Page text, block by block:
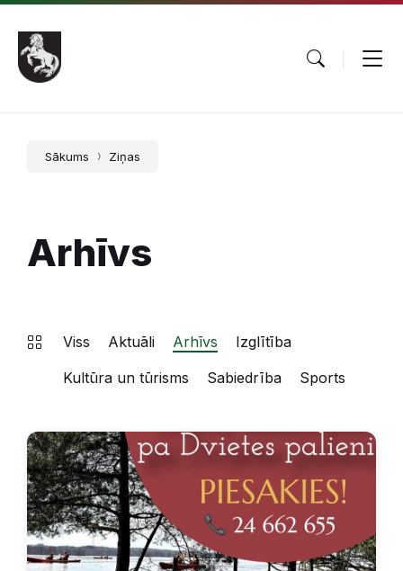
Pāriet
saturu
Skip
main
navigation
Skip
footer
Sākums Ziņas
Arhīvs
Viss Aktuāli Arhīvs
Izglītība
Kultūra un tūrisms
Sabiedrība Sports